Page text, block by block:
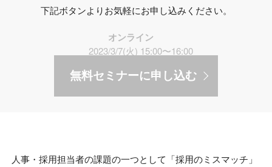
下記ボタンよりお気軽にお申し込みください。
オンライン
2023/3/7(火) 15:00〜16:00
無料セミナーに申し込む
人事・採用担当者の課題の一つとして「採用のミスマッチ」